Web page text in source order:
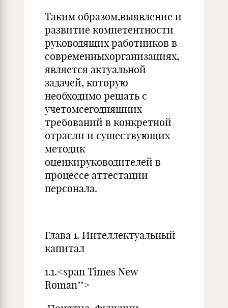
Таким образом,выявление и
развитие компетентности
руководящих работников в
современныхорганизациях,
является актуальной
задачей, которую
необходимо решать с
учетомсегодняшних
требований в конкретной
отрасли и существующих
методик
оценкируководителей в
процессе аттестации
персонала.
Глава 1. Интеллектуальный
капитал
1.1.<span Times New
Roman"">